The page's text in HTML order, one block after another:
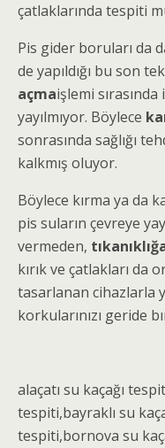
çatlaklarında tespiti
Pis gider boruları da
de yapıldığı bu son
açmaişlemi
yayılmıyor. Böylece
sonrasında sağlığı
kalkmış oluyor.
Böylece kırma ya da
pis suların çevreye
vermeden,
kırık ve çatlakları da
tasarlanan cihazlarla
korkularınızı geride
alaçatı su kaçağı
tespiti,bayraklı su
tespiti,bornova su